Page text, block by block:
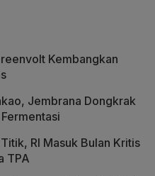
Kembangkan
Jembrana Dongkrak
RI Masuk Bulan Kritis
TPA